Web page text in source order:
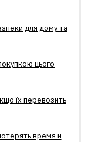
для дому та
цього
їх перевозить
время и